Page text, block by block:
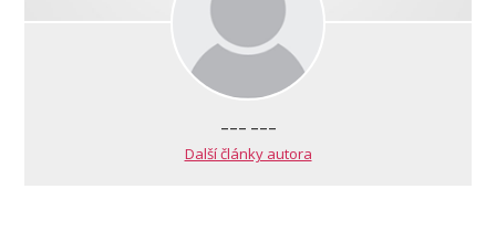
--- ---
Další články autora